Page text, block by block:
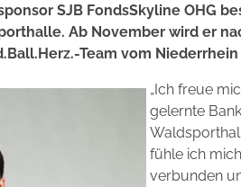
SJB FondsSkyline OHG
Ab November wird er
Team vom
„Ich freue
gelernte
fühle ich
verbunden